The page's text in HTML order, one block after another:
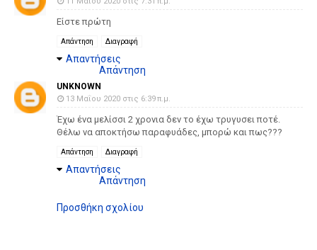
Είστε πρώτη
Απάντηση Διαγραφή
Απαντήσεις
Απάντηση
UNKNOWN
13 Μαΐου 2020 στις 6:39 π.μ.
Έχω ένα μελίσσι 2 χρονια δεν το έχω τρυγυσει ποτέ.
Θέλω να αποκτήσω παραφυάδες, μπορώ και πως???
Απάντηση Διαγραφή
Απαντήσεις
Απάντηση
Προσθήκη σχολίου